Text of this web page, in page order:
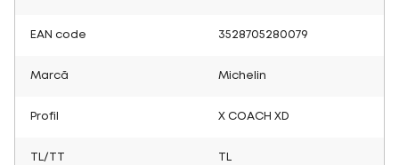
EAN code 3528705280079
Marcă Michelin
Profil X COACH XD
TL/TT